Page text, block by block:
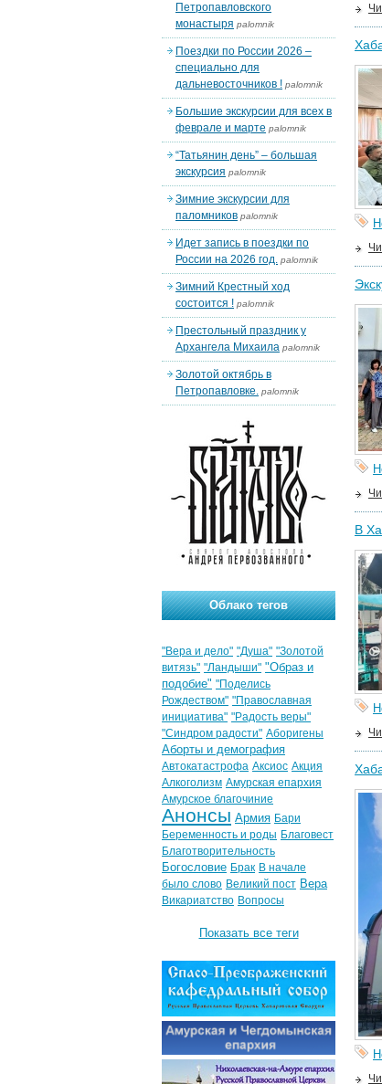
В
Петропавловского
монастыря palomnik
Поездки по России 2026 –
специально для
дальневосточников ! palomnik
Большие экскурсии для всех в
феврале и марте palomnik
“Татьянин день” – большая
экскурсия palomnik
Зимние экскурсии для
паломников palomnik
Идет запись в поездки по
России на 2026 год. palomnik
Зимний Крестный ход
состоится ! palomnik
Престольный праздник у
Архангела Михаила palomnik
Золотой октябрь в
Петропавловке. palomnik
Облако тегов
"Вера и дело" "Душа" "Золотой
витязь" "Ландыши" "Образ и
подобие" "Поделись
Рождеством" "Православная
инициатива" "Радость веры"
"Синдром радости" Аборигены
Аборты и демография
Автокатастрофа Аксиос Акция
Алкоголизм Амурская епархия
Амурское благочиние
Анонсы Армия Бари
Беременность и роды Благовест
Благотворительность
Богословие Брак В начале
было слово Великий пост Вера
Викариатство Вопросы
Показать все теги